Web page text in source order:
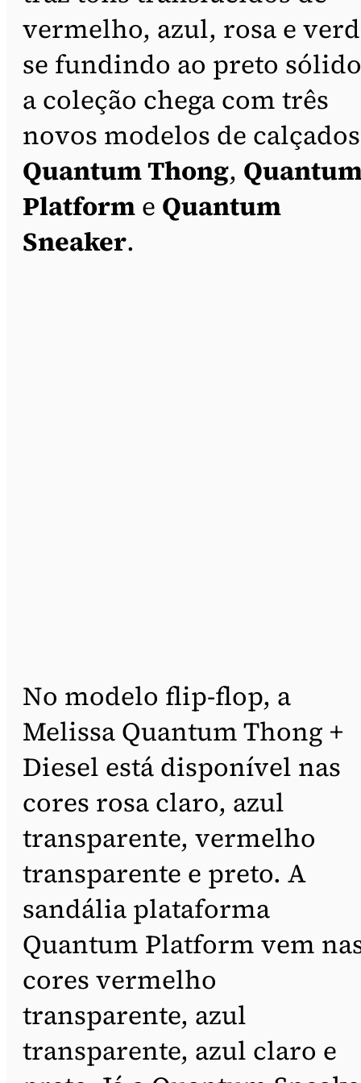
vermelho, azul, rosa e
se fundindo ao preto
a coleção chega com três
novos modelos de
Quantum Thong,
Platform e Quantum
Sneaker.
No modelo flip-flop, a
Melissa Quantum Thong +
Diesel está disponível nas
cores rosa claro, azul
transparente, vermelho
transparente e preto. A
sandália plataforma
Quantum Platform vem
cores vermelho
transparente, azul
transparente, azul claro e